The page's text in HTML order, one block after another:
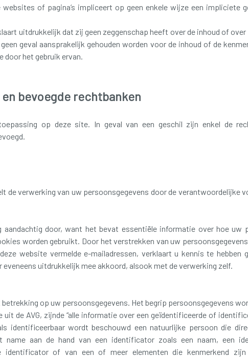
of pagina’s impliceert op geen enkele wijze een impliciete
uitdrukkelijk dat zij geen zeggenschap heeft over de inhoud of over
geval aansprakelijk gehouden worden voor de inhoud of de
door het gebruik ervan.
bevoegde rechtbanken
op deze site. In geval van een geschil zijn enkel de
de verwerking van uw persoonsgegevens door de verantwoordelijke
aandachtig door, want het bevat essentiële informatie over hoe uw
worden gebruikt. Door het verstrekken van uw
website vermelde e-mailadressen, verklaart u kennis te hebben
eveneens uitdrukkelijk mee akkoord, alsook met de verwerking zelf.
betrekking op uw persoonsgegevens. Het begrip persoonsgegevens
de AVG, zijnde “alle informatie over een geïdentificeerde of
identificeerbaar wordt beschouwd een natuurlijke persoon die
name aan de hand van een identificator zoals een naam, een
identificator of van een of meer elementen die kenmerkend